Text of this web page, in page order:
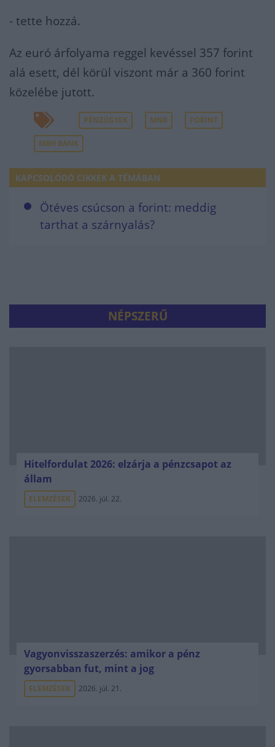
- tette hozzá.
Az euró árfolyama reggel kevéssel 357 forint
alá esett, dél körül viszont már a 360 forint
közelébe jutott.
PÉNZÜGYEK MNB FORINT
MBH BANK
KAPCSOLÓDÓ CIKKEK A TÉMÁBAN
Ötéves csúcson a forint: meddig
tarthat a szárnyalás?
NÉPSZERŰ
Hitelfordulat 2026: elzárja a pénzcsapot az
állam
ELEMZÉSEK 2026. júl. 22.
Vagyonvisszaszerzés: amikor a pénz
gyorsabban fut, mint a jog
ELEMZÉSEK 2026. júl. 21.